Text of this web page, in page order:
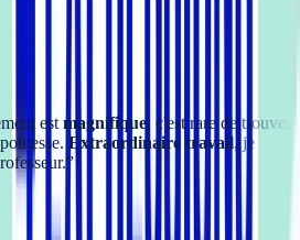
est magnifique, c'est rare de trouver
Extraordinaire travail, je
”